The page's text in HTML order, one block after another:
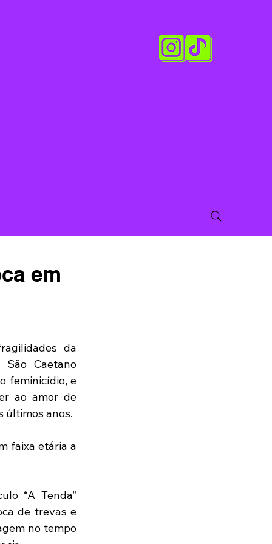
em
da
Caetano
feminicídio, e
ao amor de
últimos anos.
faixa etária a
“A Tenda”
de trevas e
no tempo